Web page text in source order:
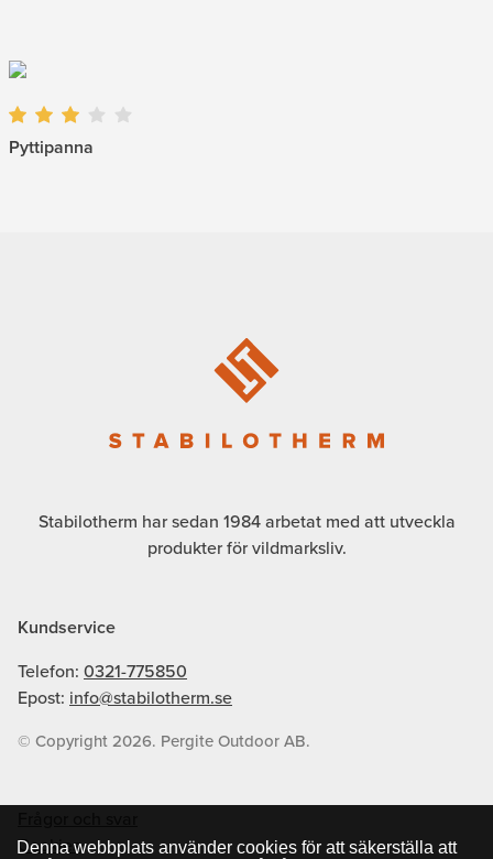
Denna webbplats använder cookies för att säkerställa att
Pyttipanna
Kundservice
Telefon: 0321-775850
Epost: info@stabilotherm.se
© Copyright 2026. Pergite Outdoor AB.
Stabilotherm har sedan 1984 arbetat med att utveckla
produkter för vildmarksliv.
Cookies